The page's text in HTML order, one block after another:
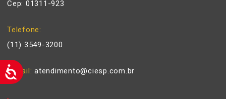
Cep: 01311-923
Telefone
(11) 3549-3200
E-mail atendimento@ciesp.com.br